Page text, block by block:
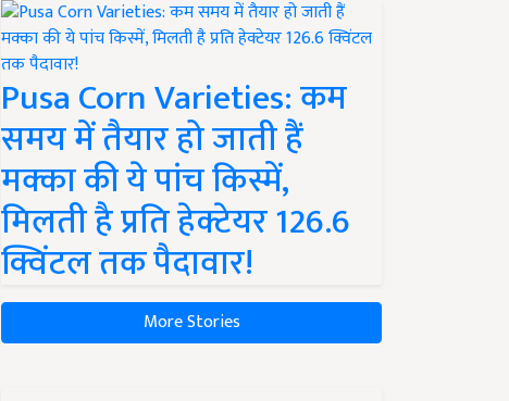
Pusa Corn Varieties: कम
समय में तैयार हो जाती हैं
मक्का की ये पांच किस्में,
मिलती है प्रति हेक्टेयर 126.6
क्विंटल तक पैदावार!
More Stories